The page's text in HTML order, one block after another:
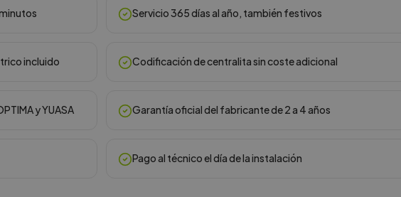
Servicio 365 días al año, también festivos
incluido Codificación de centralita sin coste adicional
y YUASA Garantía oficial del fabricante de 2 a 4 años
Pago al técnico el día de la instalación